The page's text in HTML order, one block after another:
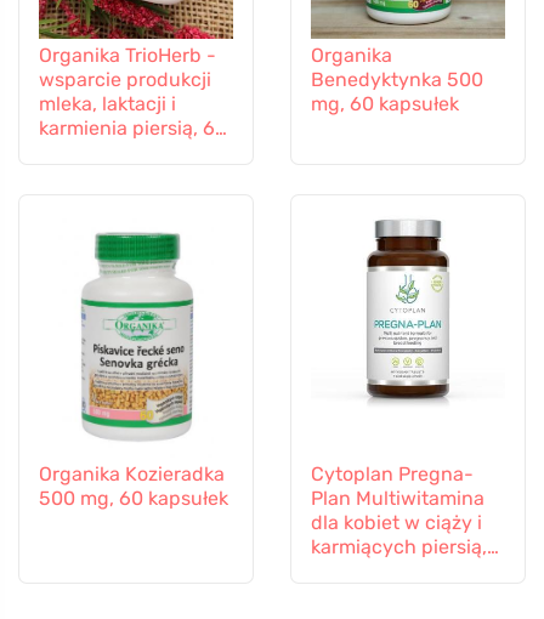
Organika TrioHerb -
wsparcie produkcji
mleka, laktacji i
karmienia piersią, 60
Organika
Benedyktynka 500
mg, 60 kapsułek
Organika Kozieradka
500 mg, 60 kapsułek
Cytoplan Pregna-
Plan Multiwitamina
dla kobiet w ciąży i
karmiących piersią,